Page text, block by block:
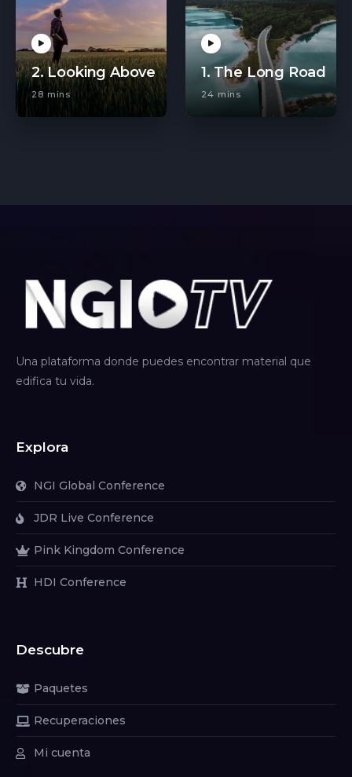
2. Looking Above
28 mins
1. The Long Road
24 mins
Una plataforma donde puedes encontrar material que
edifica tu vida.
Explora
NGI Global Conference
JDR Live Conference
Pink Kingdom Conference
HDI Conference
Descubre
Paquetes
Recuperaciones
Mi cuenta